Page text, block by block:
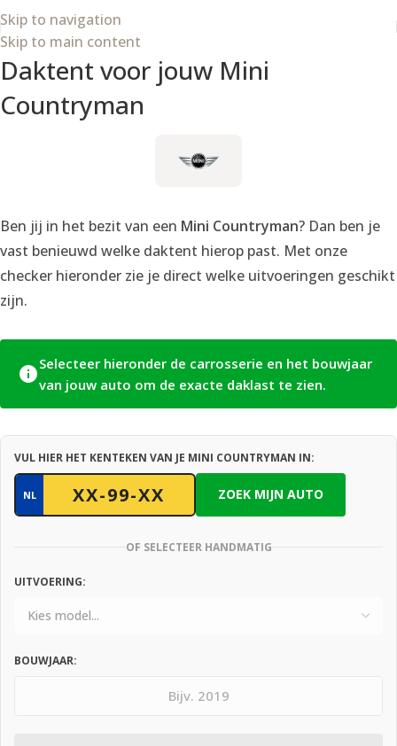
Skip to navigation
Skip to main content
Daktent voor jouw Mini
Countryman
Ben jij in het bezit van een Mini Countryman? Dan ben je
vast benieuwd welke daktent hierop past. Met onze
checker hieronder zie je direct welke uitvoeringen geschikt
zijn.
Selecteer hieronder de carrosserie en het bouwjaar
van jouw auto om de exacte daklast te zien.
VUL HIER HET KENTEKEN VAN JE MINI COUNTRYMAN IN:
NL ZOEK MIJN AUTO
OF SELECTEER HANDMATIG
UITVOERING:
BOUWJAAR: